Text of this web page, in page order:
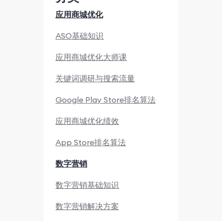
应用商城优化
ASO基础知识
应用商城优化大师课
关键词调研与搜索流量
Google Play Store排名算法
应用商城优化绩效
App Store排名算法
数字营销
数字营销基础知识
数字营销解决方案